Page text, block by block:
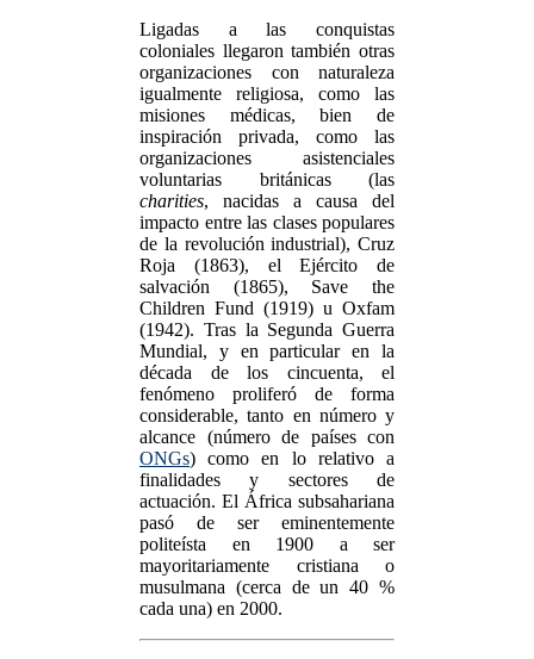
Ligadas a las conquistas
coloniales llegaron también otras
organizaciones con naturaleza
igualmente religiosa, como las
misiones médicas, bien de
inspiración privada, como las
organizaciones asistenciales
voluntarias británicas (las
charities, nacidas a causa del
impacto entre las clases populares
de la revolución industrial), Cruz
Roja (1863), el Ejército de
salvación (1865), Save the
Children Fund (1919) u Oxfam
(1942). Tras la Segunda Guerra
Mundial, y en particular en la
década de los cincuenta, el
fenómeno proliferó de forma
considerable, tanto en número y
alcance (número de países con
ONGs) como en lo relativo a
finalidades y sectores de
actuación. El África subsahariana
pasó de ser eminentemente
politeísta en 1900 a ser
mayoritariamente cristiana o
musulmana (cerca de un 40 %
cada una) en 2000.